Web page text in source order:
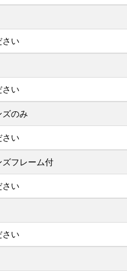
さい
さい
ズのみ
さい
ズフレーム付
さい
さい